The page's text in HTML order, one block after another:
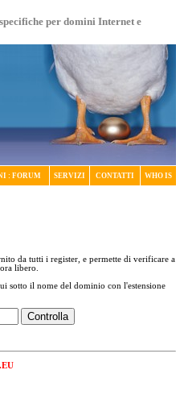
per domini Internet e
: FORUM SERVIZI CONTATTI WHO IS
da tutti i register, e permette di verificare a
libero.
sotto il nome del dominio con l'estensione